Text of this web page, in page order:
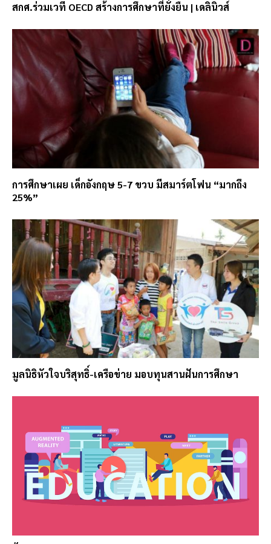
สกศ.ร่วมเวที OECD สร้างการศึกษาที่ยั่งยืน | เดลินิวส์
การศึกษาเผย เด็กอังกฤษ 5-7 ขวบ มีสมาร์ตโฟน “มากถึง
25%”
มูลนิธิหัวใจบริสุทธิ์-เครือข่าย มอบทุนสานฝันการศึกษา